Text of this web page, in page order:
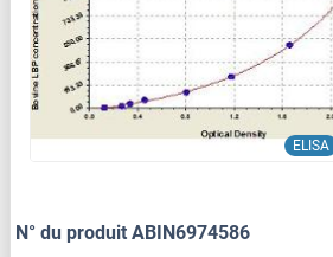
ELISA
N° du produit ABIN6974586